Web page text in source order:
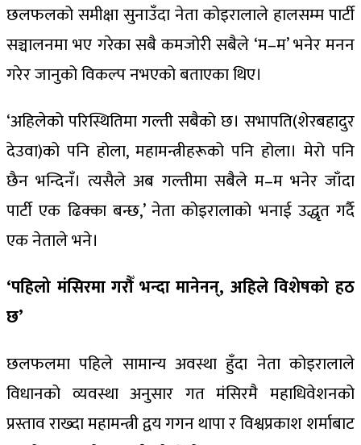
छलफलको समीक्षा सुनाउँदा नेता कोइरालाले हालसम्म पार्टी
सञ्चालनमा भए गरेका सबै कमजोरी सबैले ‘म–म’ भनेर मनन
गरेर जानुको विकल्प नभएको बताएका थिए।
‘अहिलेको परिस्थितिमा गल्ती सबैको छ। सभापति(शेरबहादुर
देउवा)को पनि होला, महामन्त्रीहरूको पनि होला। मेरो पनि
छैन भन्दिनँ। त्यसैले अब गल्तीमा सबैले म–म भनेर जाँदा
पार्टी एक ढिक्का बन्छ,’ नेता कोइरालाको भनाई उद्धृत गर्दै
एक नेताले भने।
‘पहिलो मंसिरमा गरौँ भन्दा मानेनन्, अहिले विशेषको हठ
छ’
छलफलमा पहिले सामान्य अवस्था हुँदा नेता कोइरालाले
विधानको व्यवस्था अनुसार गत मंसिरमै महाधिवेशनको
प्रस्ताव राख्दा महामन्त्री द्वय गगन थापा र विश्वप्रकाश शर्माबाट